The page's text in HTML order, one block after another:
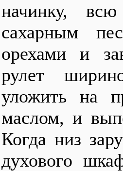
начинку,
сахарным
орехами и
рулет
уложить на
маслом, и
Когда низ
духового